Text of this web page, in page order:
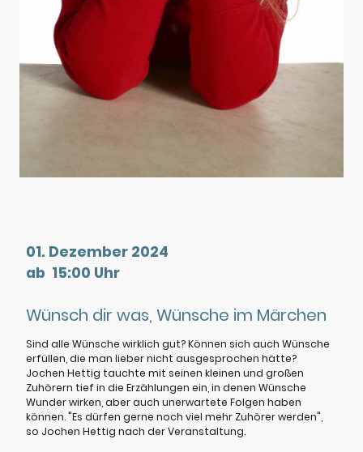
01. Dezember 2024
ab 15:00 Uhr
Wünsch dir was, Wünsche im Märchen
Sind alle Wünsche wirklich gut? Können sich auch Wünsche
erfüllen, die man lieber nicht ausgesprochen hätte?
Jochen Hettig tauchte mit seinen kleinen und großen
Zuhörern tief in die Erzählungen ein, in denen Wünsche
Wunder wirken, aber auch unerwartete Folgen haben
können. "Es dürfen gerne noch viel mehr Zuhörer werden",
so Jochen Hettig nach der Veranstaltung.